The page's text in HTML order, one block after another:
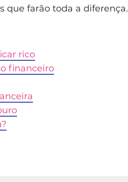
que farão toda a diferença.
rico
financeiro